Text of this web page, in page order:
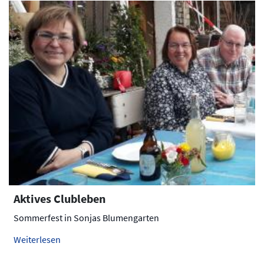
Aktives Clubleben
Sommerfest in Sonjas Blumengarten
Weiterlesen